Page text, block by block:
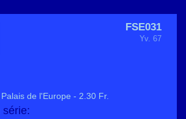
FSE031
Yv. 67
de l'Europe - 2.30 Fr.
série: